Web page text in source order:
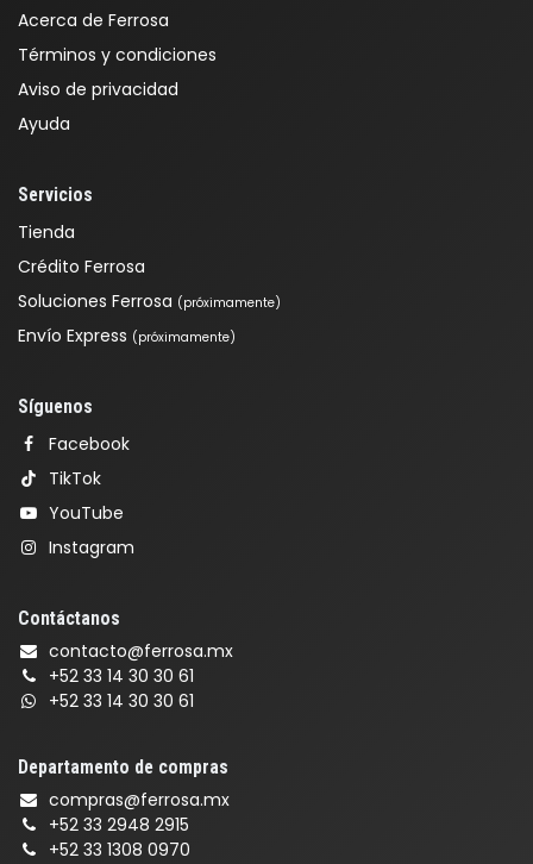
Acerca de Ferrosa
Términos y condiciones
Aviso de privacidad
Ayuda
Servicios
Tienda
Crédito Ferrosa
Soluciones Ferrosa (próximamente)
Envío Express (próximamente)
Síguenos
Facebook
TikTok
YouTube
Instagram
Contáctanos
contacto@ferrosa.mx
+52 33 14 30 30 61
+52 33 14 30 30 61
Departamento de compras
compras@ferrosa.mx
+52 33 2948 2915
+52 33 1308 0970